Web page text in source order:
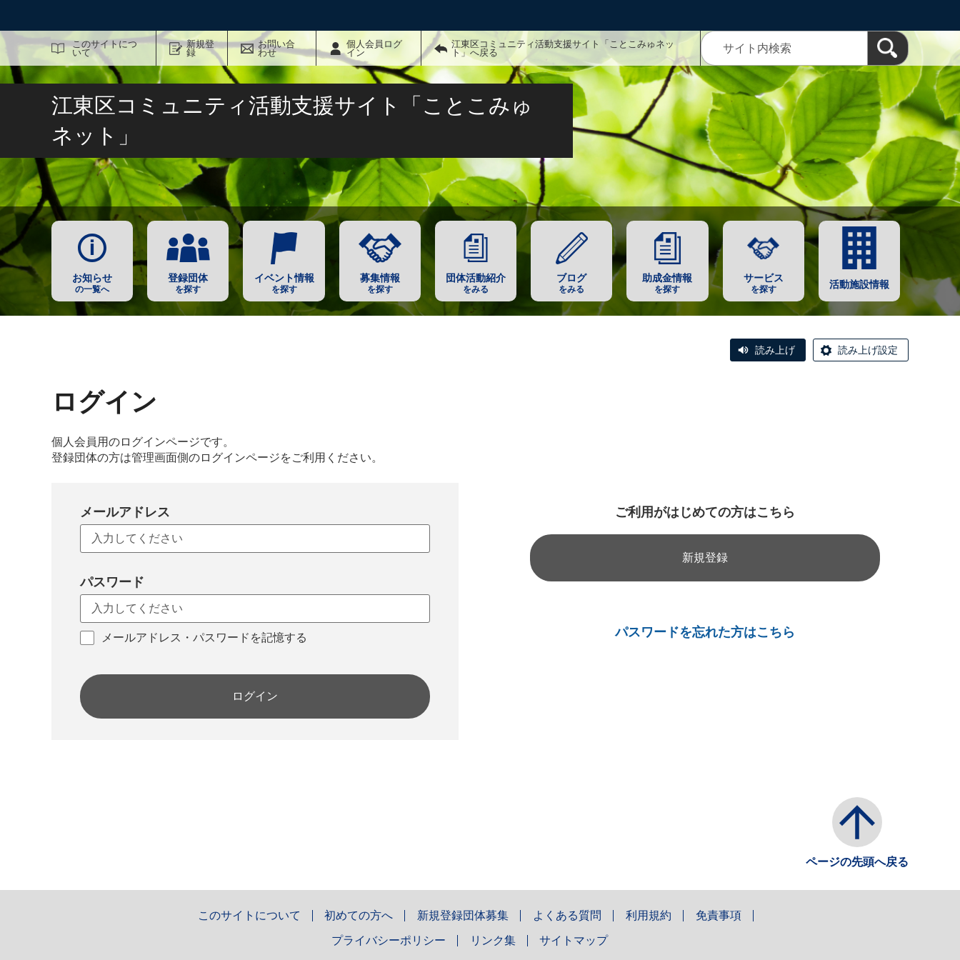
このサイトにつ
いて
新規登
録
お問い合
わせ
個人会員ログ
イン
江東区コミュニティ活動支援サイト「ことこみゅネッ
ト」へ戻る
サイト内検索
江東区コミュニティ活動支援サイト「ことこみゅ
ネット」
お知らせ
の一覧へ
登録団体
を探す
イベント情報
を探す
募集情報
を探す
団体活動紹介
をみる
ブログ
をみる
助成金情報
を探す
サービス
を探す 活動施設情報
読み上げ 読み上げ設定
ログイン
個人会員用のログインページです。
登録団体の方は管理画面側のログインページをご利用ください。
メールアドレス
パスワード
メールアドレス・パスワードを記憶する
ログイン
ご利用がはじめての方はこちら
新規登録
パスワードを忘れた方はこちら
ページの先頭へ戻る
このサイトについて 初めての方へ 新規登録団体募集 よくある質問 利用規約 免責事項
プライバシーポリシー リンク集 サイトマップ